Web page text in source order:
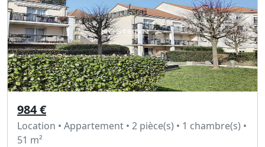
984 €
Location • Appartement • 2 pièce(s) • 1 chambre(s) •
51 m²